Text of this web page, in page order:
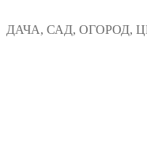
к
ДАЧА, САД, ОГОРОД,